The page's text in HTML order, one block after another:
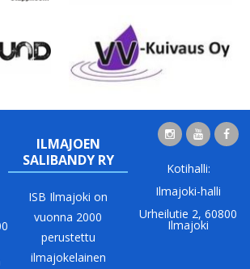
ILMAJOEN
SALIBANDY RY
ISB Ilmajoki on
vuonna 2000
perustettu
ilmajokelainen
Kotihalli:
Ilmajoki-halli
Urheilutie 2, 60800
Ilmajoki